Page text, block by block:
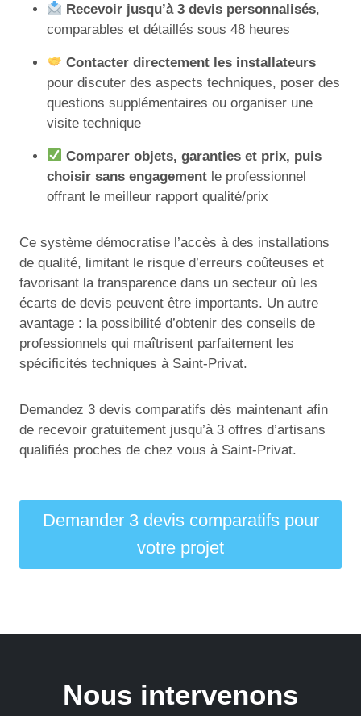
Recevoir jusqu’à 3 devis personnalisés,
comparables et détaillés sous 48 heures
Contacter directement les installateurs
pour discuter des aspects techniques, poser des
questions supplémentaires ou organiser une
visite technique
Comparer objets, garanties et prix, puis
choisir sans engagement le professionnel
offrant le meilleur rapport qualité/prix
Ce système démocratise l’accès à des installations
de qualité, limitant le risque d’erreurs coûteuses et
favorisant la transparence dans un secteur où les
écarts de devis peuvent être importants. Un autre
avantage : la possibilité d’obtenir des conseils de
professionnels qui maîtrisent parfaitement les
spécificités techniques à Saint-Privat.
Demandez 3 devis comparatifs dès maintenant afin
de recevoir gratuitement jusqu’à 3 offres d’artisans
qualifiés proches de chez vous à Saint-Privat.
Demander 3 devis comparatifs pour
votre projet
Nous intervenons